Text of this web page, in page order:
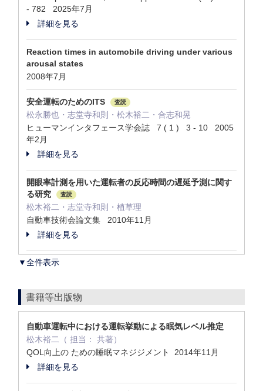
- 782 2025年7月
詳細を見る
Reaction times in automobile driving under various
arousal states
2008年7月
安全運転のためのITS 査読
松永勝也・志堂寺和則・松木裕二・合志和晃
ヒューマンインタフェース学会誌 7 ( 1 ) 3 - 10 2005
年2月
詳細を見る
開眼率計測を用いた運転者の反応時間の遅延予測に関す
る研究
査読
松木裕二・志堂寺和則・植草理
自動車技術会論文集 2010年11月
詳細を見る
▼全件表示
書籍等出版物
自動車運転中における運転挙動による眠気レベル推定
松木裕二（ 担当： 共著）
QOL向上の ための睡眠マネジジメント 2014年11月
詳細を見る